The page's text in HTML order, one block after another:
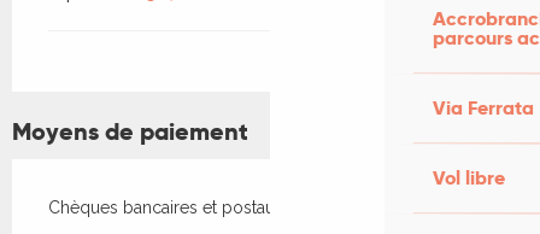
parcours
Via Ferrata
Vol libre
Moyens de paiement
Chèques bancaires et postaux